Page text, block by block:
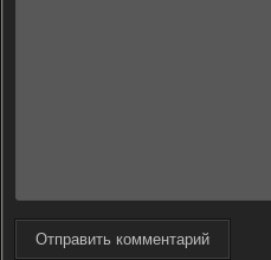
Отправить комментарий